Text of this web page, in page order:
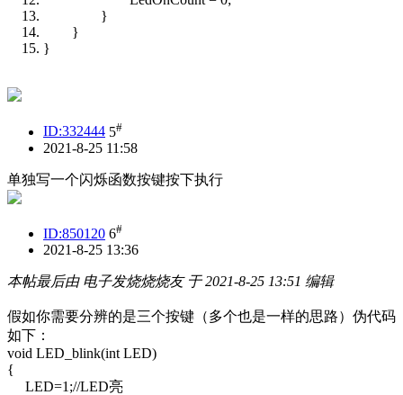
}
}
}
ID:332444 5#
2021-8-25 11:58
单独写一个闪烁函数按键按下执行
ID:850120 6#
2021-8-25 13:36
本帖最后由 电子发烧烧烧友 于 2021-8-25 13:51 编辑
假如你需要分辨的是三个按键（多个也是一样的思路）伪代码
如下：
void LED_blink(int LED)
{
LED=1;//LED亮